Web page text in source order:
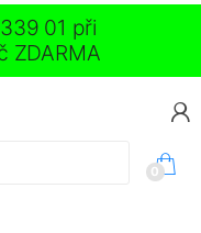
01 při
ZDARMA
0